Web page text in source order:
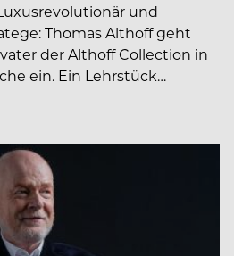
und
Thomas Althoff geht
der Althoff Collection in
ein. Ein Lehrstück…